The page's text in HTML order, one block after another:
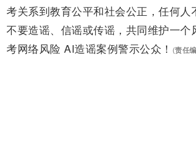
考关系到教育公平和社会公正，任何
不要造谣、信谣或传谣，共同维护一
考网络风险 AI造谣案例警示公众！
(责任